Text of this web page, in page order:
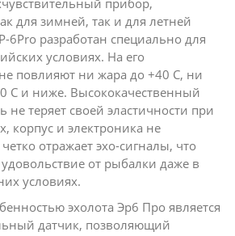
для зимней, так и для летней
6Pro разработан специально для
условиях. На его
повлияют ни жара до +40 С, ни
С и ниже. Высококачественный
теряет своей эластичности при
корпус и электроника не
отражает эхо-сигналы, что
от рыбалки даже в
условиях.
эхолота Эр6 Про является
датчик, позволяющий